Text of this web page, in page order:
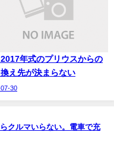
年式のプリウスからの
え先が決まらない
30
クルマいらない。電車で充